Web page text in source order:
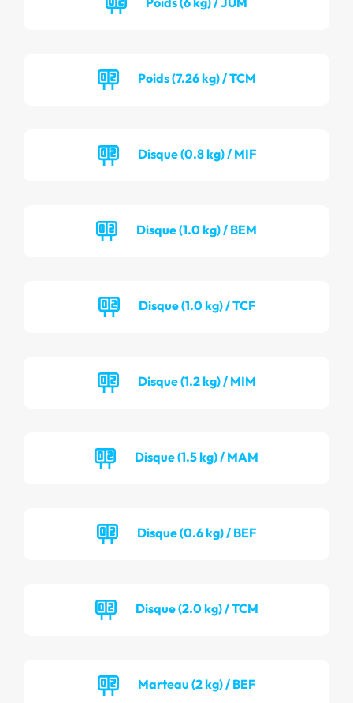
Poids (7.26 kg) / TCM
Disque (0.8 kg) / MIF
Disque (1.0 kg) / BEM
Disque (1.0 kg) / TCF
Disque (1.2 kg) / MIM
Disque (1.5 kg) / MAM
Disque (0.6 kg) / BEF
Disque (2.0 kg) / TCM
Marteau (2 kg) / BEF